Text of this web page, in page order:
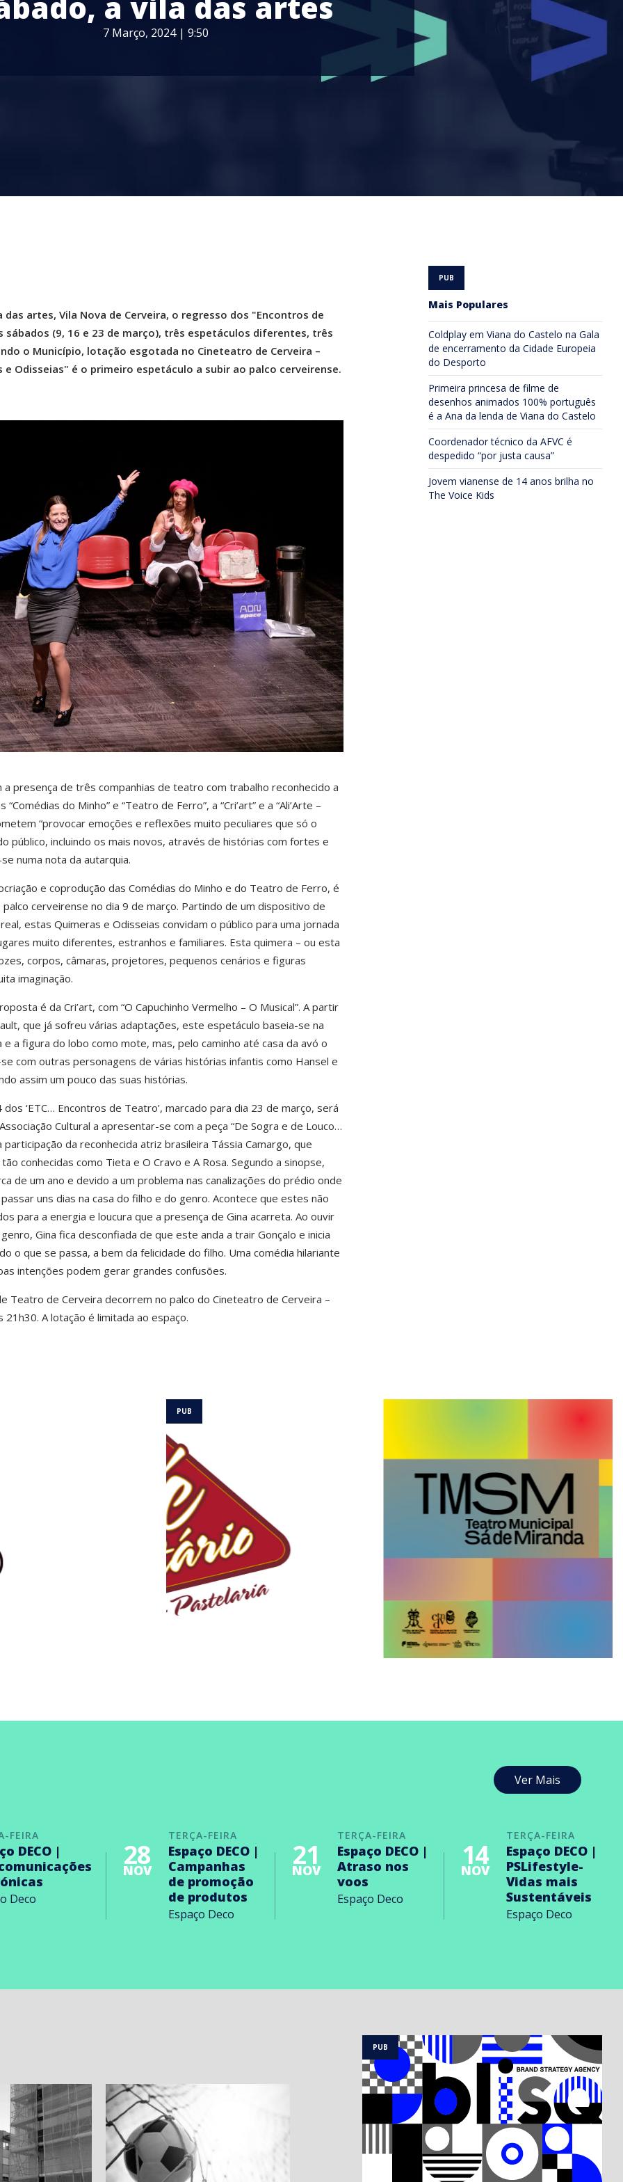
7 Março, 2024 | 9:50
artes, Vila Nova de Cerveira, o regresso dos "Encontros de
sábados (9, 16 e 23 de março), três espetáculos diferentes, três
o Município, lotação esgotada no Cineteatro de Cerveira –
e Odisseias" é o primeiro espetáculo a subir ao palco cerveirense.
presença de três companhias de teatro com trabalho reconhecido a
do Minho” e “Teatro de Ferro”, a “Cri’art” e a “Ali’Arte –
“provocar emoções e reflexões muito peculiares que só o
público, incluindo os mais novos, através de histórias com fortes e
numa nota da autarquia.
e coprodução das Comédias do Minho e do Teatro de Ferro, é
cerveirense no dia 9 de março. Partindo de um dispositivo de
estas Quimeras e Odisseias convidam o público para uma jornada
muito diferentes, estranhos e familiares. Esta quimera – ou esta
corpos, câmaras, projetores, pequenos cenários e figuras
imaginação.
é da Cri’art, com “O Capuchinho Vermelho – O Musical”. A partir
que já sofreu várias adaptações, este espetáculo baseia-se na
a figura do lobo como mote, mas, pelo caminho até casa da avó o
com outras personagens de várias histórias infantis como Hansel e
assim um pouco das suas histórias.
‘ETC… Encontros de Teatro’, marcado para dia 23 de março, será
Associação Cultural a apresentar-se com a peça “De Sogra e de Louco…
da reconhecida atriz brasileira Tássia Camargo, que
conhecidas como Tieta e O Cravo e A Rosa. Segundo a sinopse,
de um ano e devido a um problema nas canalizações do prédio onde
uns dias na casa do filho e do genro. Acontece que estes não
para a energia e loucura que a presença de Gina acarreta. Ao ouvir
Gina fica desconfiada de que este anda a trair Gonçalo e inicia
o que se passa, a bem da felicidade do filho. Uma comédia hilariante
intenções podem gerar grandes confusões.
Teatro de Cerveira decorrem no palco do Cineteatro de Cerveira –
21h30. A lotação é limitada ao espaço.
Mais Populares
Coldplay em Viana do Castelo na Gala
de encerramento da Cidade Europeia
do Desporto
Primeira princesa de filme de
desenhos animados 100% português
é a Ana da lenda de Viana do Castelo
Coordenador técnico da AFVC é
despedido “por justa causa”
Jovem vianense de 14 anos brilha no
The Voice Kids
Ver Mais
FEIRA
DECO |
Deco
TERÇA-FEIRA
28
NOV
Espaço DECO |
Campanhas
de promoção
de produtos
Espaço Deco
TERÇA-FEIRA
21
NOV
Espaço DECO |
Atraso nos
voos
Espaço Deco
TERÇA-FEIRA
14
NOV
Espaço DECO |
PSLifestyle-
Vidas mais
Sustentáveis
Espaço Deco